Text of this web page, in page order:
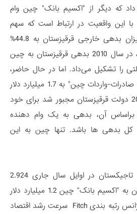
داد که دیگر از "اکسیم بانک" چین وام
با این واقعیت در ارتباط است که سهم
"اکسیم بانک "چین در میزان بدهی خارجی قرقیزستان به 44.8%
رسیده است. برای مقایسه، در سال 2010 بدهی قرقیزستان به چین
دولتی را تشکیل می‌داد. اما در حال حاضر،
بدهی قرقیزستان به "بانک صادرات-واردات چین" به 1.7 میلیارد دلار
رسیده است. بهار سال 2018 دولت قرقیزستان مجبور شد برای خود
براساس آن، بدهی به یک وام دهنده
بیشتر از 50% کل بدهی ها باشد. تنها چین به این
میزان کلی بدهی خارجی تاجیکستان در اوایل سال جاری 2.924
میلیارد دلار بود. تاجیکستان به "اکسیم بانک" چین 1.2 میلیارد دلار
مقروض است. در نتیجه، آژانس رتبه بندی Fitch سرعت رشد اقتصاد